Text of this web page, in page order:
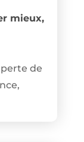
mieux,
de